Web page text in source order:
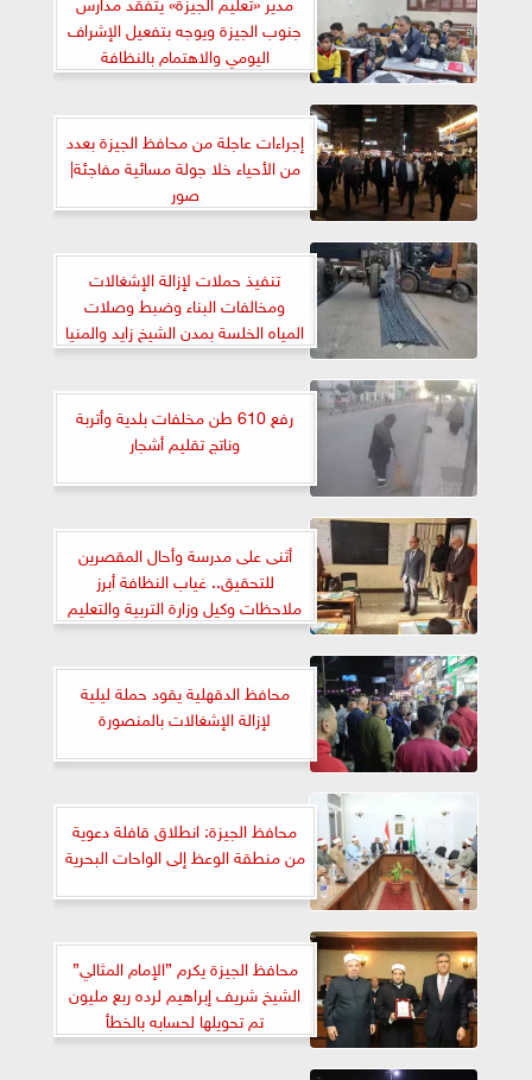
جنوب الجيزة ويوجه بتفعيل الإشراف
اليومي والاهتمام بالنظافة
إجراءات عاجلة من محافظ الجيزة بعدد
من الأحياء خلا جولة مسائية مفاجئة|
صور
تنفيذ حملات لإزالة الإشغالات
ومخالفات البناء وضبط وصلات
المياه الخلسة بمدن الشيخ زايد والمنيا
والشروق
رفع 610 طن مخلفات بلدية وأتربة
وناتج تقليم أشجار
أثنى على مدرسة وأحال المقصرين
للتحقيق.. غياب النظافة أبرز
ملاحظات وكيل وزارة التربية والتعليم
بالمنوفية في جولته بالباجور
محافظ الدقهلية يقود حملة ليلية
لإزالة الإشغالات بالمنصورة
محافظ الجيزة: انطلاق قافلة دعوية
من منطقة الوعظ إلى الواحات البحرية
محافظ الجيزة يكرم ”الإمام المثالي”
الشيخ شريف إبراهيم لرده ربع مليون
تم تحويلها لحسابه بالخطأ